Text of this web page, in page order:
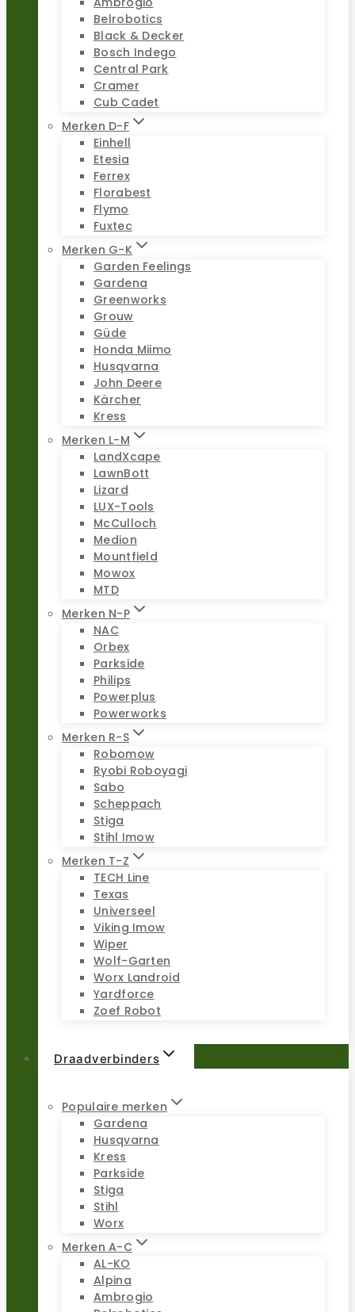
Belrobotics
Black & Decker
Bosch Indego
Central Park
Cramer
Cub Cadet
Merken D-F
Einhell
Etesia
Ferrex
Florabest
Flymo
Fuxtec
Merken G-K
Garden Feelings
Gardena
Greenworks
Grouw
Güde
Honda Miimo
Husqvarna
John Deere
Kärcher
Kress
Merken L-M
LandXcape
LawnBott
Lizard
LUX-Tools
McCulloch
Medion
Mountfield
Mowox
MTD
Merken N-P
NAC
Orbex
Parkside
Philips
Powerplus
Powerworks
Merken R-S
Robomow
Ryobi Roboyagi
Sabo
Scheppach
Stiga
Stihl Imow
Merken T-Z
TECH Line
Texas
Universeel
Viking Imow
Wiper
Wolf-Garten
Worx Landroid
Yardforce
Zoef Robot
Draadverbinders
Populaire merken
Gardena
Husqvarna
Kress
Parkside
Stiga
Stihl
Worx
Merken A-C
AL-KO
Alpina
Ambrogio